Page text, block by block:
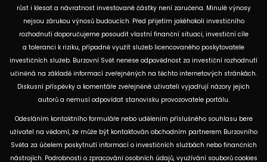
růst i klesat a návratnost investované částky není zaručena. Minulé výnosy
nejsou zárukou výnosů budoucích. Před přijetím jakéhokoli investičního
rozhodnutí doporučujeme posoudit vlastní finanční situaci, investiční cíle
a toleranci k riziku, případně využít služeb licencovaného poskytovatele
investičních služeb. Burzovní Svět nenese odpovědnost za investiční rozhodnutí
učiněná na základě informací zveřejněných na těchto internetových stránkách.
Diskusní příspěvky a komentáře zveřejněné uživateli vyjadřují názory jejich
autorů a nemusí odpovídat stanovisku provozovatele portálu.
Odesláním kontaktního formuláře nebo udělením příslušného souhlasu bere
uživatel na vědomí, že může být kontaktován obchodním partnerem Burzovního
Světa za účelem poskytnutí informací o investičních službách nebo finančních
nástrojích. Podrobnosti o zpracování osobních údajů, využívání souborů cookies